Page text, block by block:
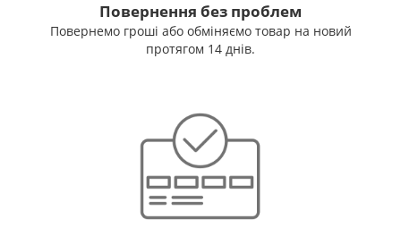
Повернення без проблем
Повернемо гроші або обміняємо товар на новий
протягом 14 днів.